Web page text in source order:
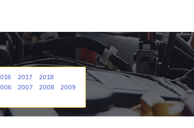
2017
2018
2007 2008
2009